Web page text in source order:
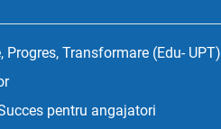
Transformare (Edu- UPT)
pentru angajatori